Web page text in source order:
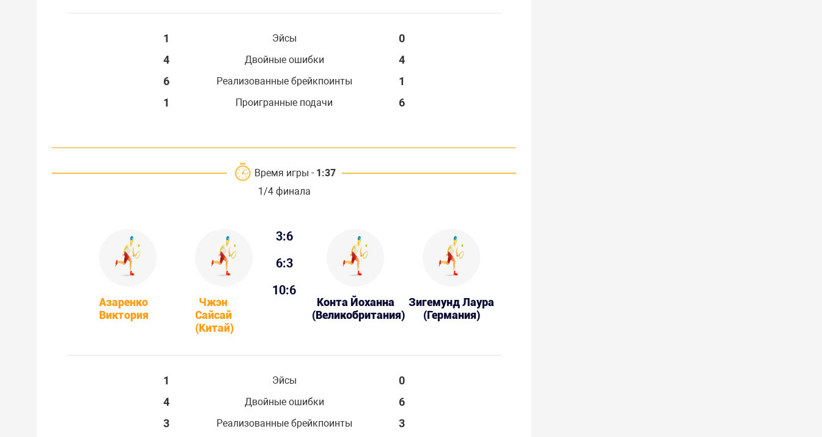
1 Эйсы
0
4
Двойные ошибки
4
6
Реализованные брейкпоинты
1
1
Проигранные подачи 6
Время игры - 1:37
1/4 финала
Азаренко
Виктория
Чжэн
Сайсай
(Китай)
3:6
6:3
10:6
Конта Йоханна
(Великобритания)
Зигемунд Лаура
(Германия)
1 Эйсы
0
4
Двойные ошибки
6
3
Реализованные брейкпоинты
3